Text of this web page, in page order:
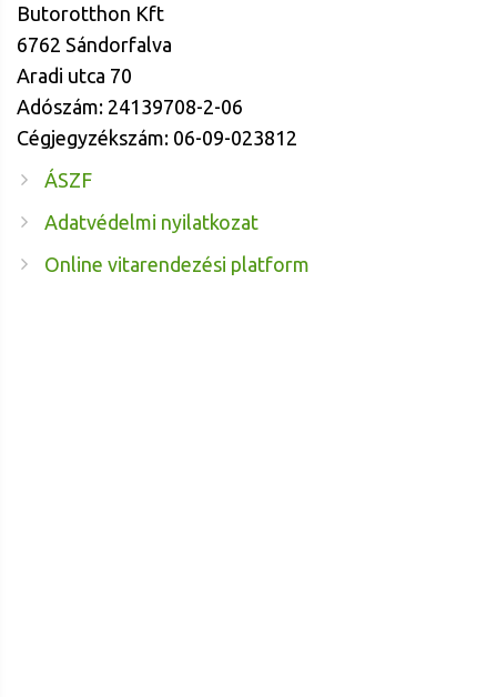
Butorotthon Kft
6762 Sándorfalva
Aradi utca 70
Adószám: 24139708-2-06
Cégjegyzékszám: 06-09-023812
ÁSZF
Adatvédelmi nyilatkozat
Online vitarendezési platform